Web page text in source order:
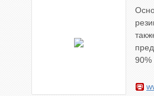
90%